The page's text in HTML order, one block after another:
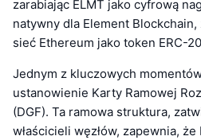
zarabiając ELMT jako cyfrową
natywny dla Element
sieć Ethereum jako token ERC-
Jednym z kluczowych
ustanowienie Karty Ramowej
(DGF). Ta ramowa struktura,
właścicieli węzłów, zapewnia,